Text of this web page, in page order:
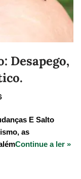
Desapego,
E Salto
as
Continue a ler »